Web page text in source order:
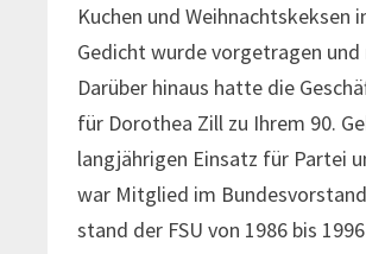
Kuchen und Weihnachtskeksen
Gedicht wurde vorgetragen
Darüber hinaus hatte die
für Dorothea Zill zu Ihrem 90.
langjährigen Einsatz für Partei
war Mitglied im
stand der FSU von 1986 bis